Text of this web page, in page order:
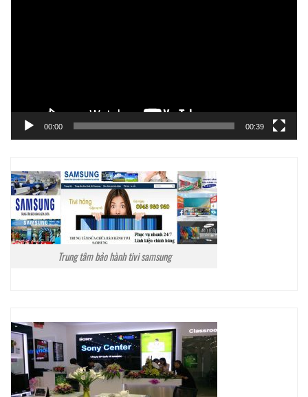
00:00 00:39
Trung tâm bảo hành tivi samsung